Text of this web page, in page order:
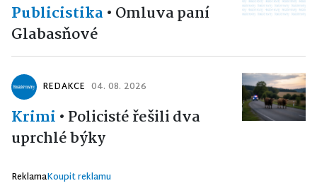
Publicistika• Omluva paní
Glabasňové
REDAKCE 04. 08. 2026
Krimi • Policisté řešili dva
uprchlé býky
ReklamaKoupit reklamu